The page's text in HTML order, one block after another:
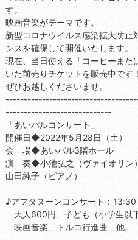
す。
映画音楽がテーマです。
新型コロナウイルス感染拡大防止
ンスを確保して開催いたします。
現在、当日使える「コーヒーまた
いた前売りチケットを販売中です！
ぜひお越しくださいませ。
-----------------------------
「あいパルコンサート」
開催日◆2022年5月28日（土）
会 場◆あいパル3階ホール
演 奏◆小池弘之（ヴァイオリン
山田純子（ピアノ）
♪アフタヌーンコンサート：
大人600円、子ども（小学生以
映画音楽、トルコ行進曲 他